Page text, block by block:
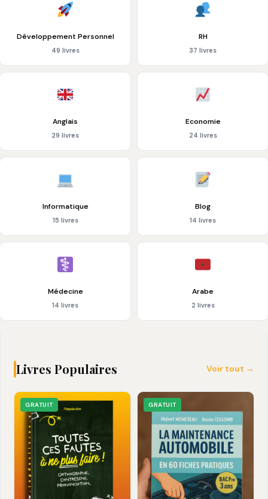
Développement Personnel
49 livres
RH
37 livres
Anglais
29 livres
Economie
24 livres
Informatique
15 livres
Blog
14 livres
Médecine
14 livres
Arabe
2 livres
Livres Populaires Voir tout →
GRATUIT GRATUIT